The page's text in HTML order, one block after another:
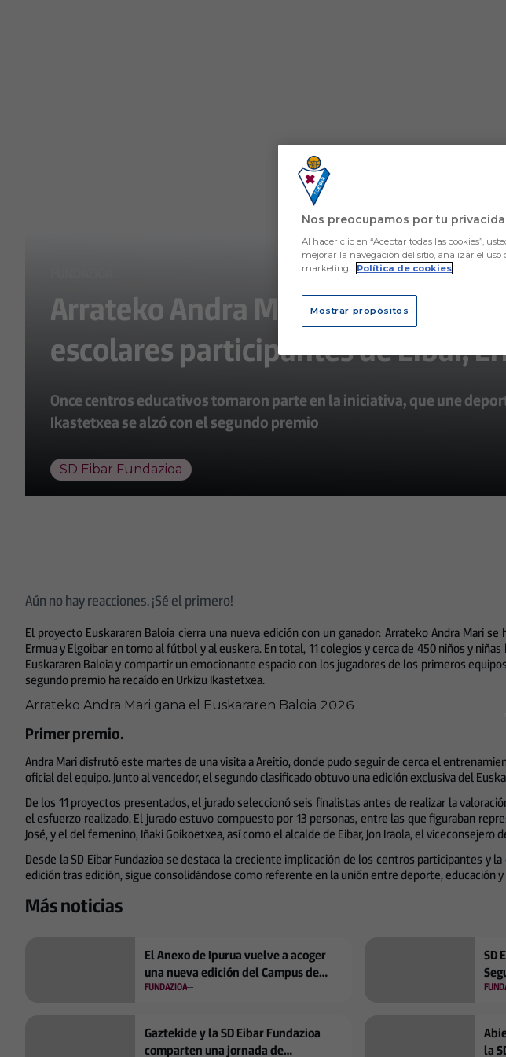
Arrateko Andra Mari gana el
escolares participantes de Eibar,
Once centros educativos tomaron parte en la iniciativa, que une
Ikastetxea se alzó con el segundo premio
SD Eibar Fundazioa
Aún no hay reacciones. ¡Sé el primero!
El proyecto Euskararen Baloia cierra una nueva edición con un ganador: Arrateko Andra Mari
Ermua y Elgoibar en torno al fútbol y al euskera. En total, 11 colegios y cerca de 450 niños y
Euskararen Baloia y compartir un emocionante espacio con los jugadores de los primeros
segundo premio ha recaído en Urkizu Ikastetxea.
Arrateko Andra Mari gana el Euskararen Baloia 2026
Primer premio.
Andra Mari disfrutó este martes de una visita a Areitio, donde pudo seguir de cerca el
oficial del equipo. Junto al vencedor, el segundo clasificado obtuvo una edición exclusiva del
De los 11 proyectos presentados, el jurado seleccionó seis finalistas antes de realizar la
el esfuerzo realizado. El jurado estuvo compuesto por 13 personas, entre las que figuraban
José, y el del femenino, Iñaki Goikoetxea, así como el alcalde de Eibar, Jon Iraola, el
Desde la SD Eibar Fundazioa se destaca la creciente implicación de los centros participantes
edición tras edición, sigue consolidándose como referente en la unión entre deporte, educación y
Más noticias
El Anexo de Ipurua vuelve a acoger
una nueva edición del Campus de
Verano de la SD Eibar
FUNDAZIOA
SD
Gaztekide y la SD Eibar Fundazioa
comparten una jornada de
la
Nos preocupamos por tu
Al hacer clic en “Aceptar todas las cookies”,
mejorar la navegación del sitio, analizar el
marketing.
Política de cookies
Mostrar propósitos